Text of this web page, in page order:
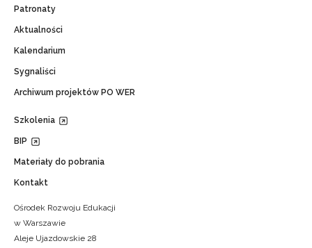
Patronaty
Aktualności
Kalendarium
Sygnaliści
Archiwum projektów PO WER
Szkolenia
BIP
Materiały do pobrania
Kontakt
Ośrodek Rozwoju Edukacji
w Warszawie
Aleje Ujazdowskie 28